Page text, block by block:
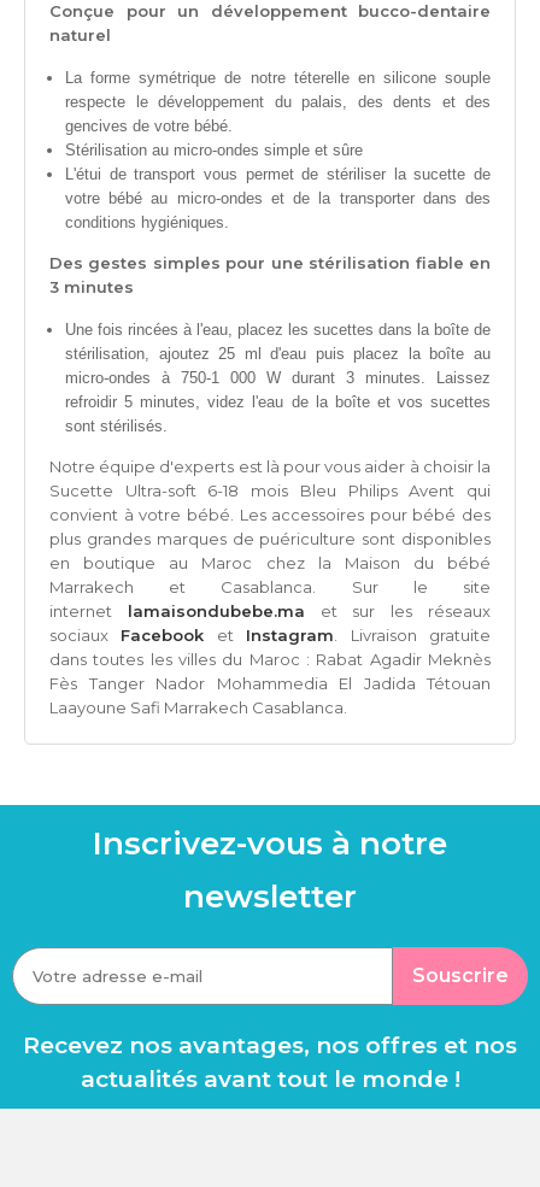
Conçue pour un développement bucco-dentaire
naturel
La forme symétrique de notre téterelle en silicone souple
respecte le développement du palais, des dents et des
gencives de votre bébé.
Stérilisation au micro-ondes simple et sûre
L'étui de transport vous permet de stériliser la sucette de
votre bébé au micro-ondes et de la transporter dans des
conditions hygiéniques.
Des gestes simples pour une stérilisation fiable en
3 minutes
Une fois rincées à l'eau, placez les sucettes dans la boîte de
stérilisation, ajoutez 25 ml d'eau puis placez la boîte au
micro-ondes à 750-1 000 W durant 3 minutes. Laissez
refroidir 5 minutes, videz l'eau de la boîte et vos sucettes
sont stérilisés.
Notre équipe d'experts est là pour vous aider à choisir la
Sucette Ultra-soft 6-18 mois Bleu Philips Avent qui
convient à votre bébé. Les accessoires pour bébé des
plus grandes marques de puériculture sont disponibles
en boutique au Maroc chez la Maison du bébé
Marrakech et Casablanca. Sur le site
internet lamaisondubebe.ma et sur les réseaux
sociaux Facebook et Instagram. Livraison gratuite
dans toutes les villes du Maroc : Rabat Agadir Meknès
Fès Tanger Nador Mohammedia El Jadida Tétouan
Laayoune Safi Marrakech Casablanca.
Inscrivez-vous à notre
newsletter
Souscrire
Recevez nos avantages, nos offres et nos
actualités avant tout le monde !